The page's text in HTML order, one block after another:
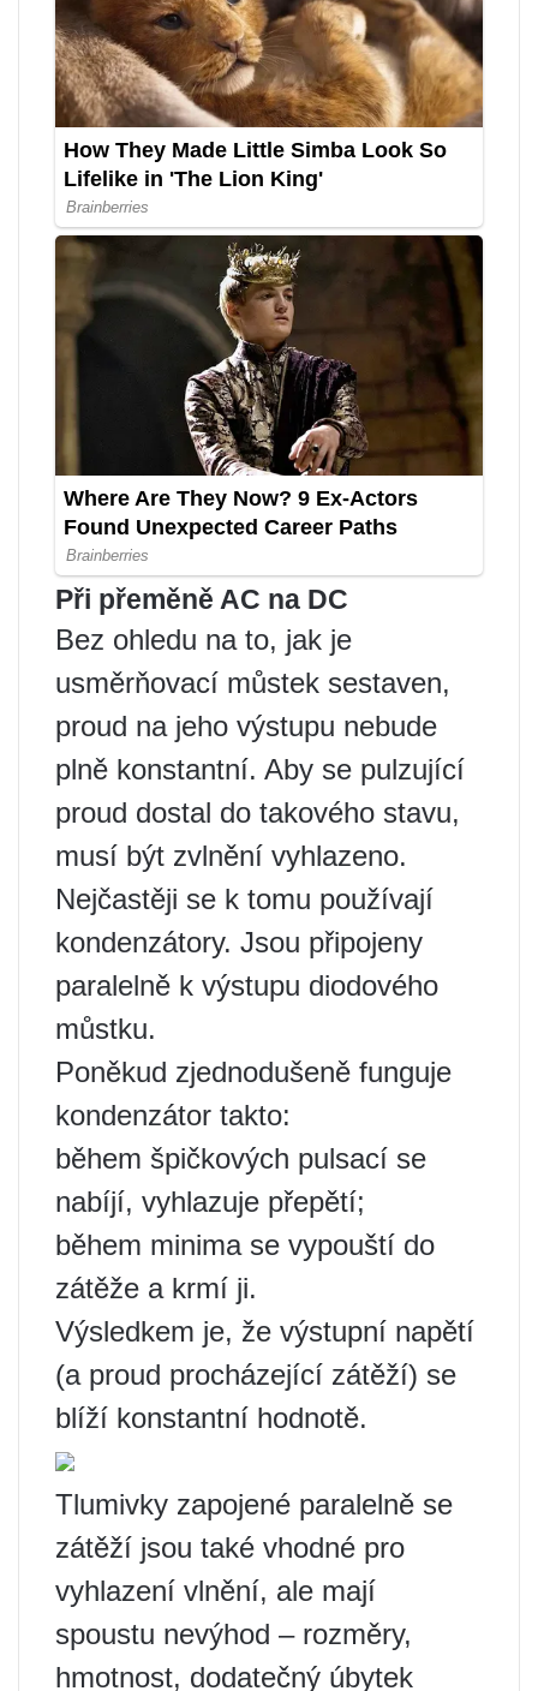
Při přeměně AC na DC
Bez ohledu na to, jak je
usměrňovací můstek sestaven,
proud na jeho výstupu nebude
plně konstantní. Aby se pulzující
proud dostal do takového stavu,
musí být zvlnění vyhlazeno.
Nejčastěji se k tomu používají
kondenzátory. Jsou připojeny
paralelně k výstupu diodového
můstku.
Poněkud zjednodušeně funguje
kondenzátor takto:
během špičkových pulsací se
nabíjí, vyhlazuje přepětí;
během minima se vypouští do
zátěže a krmí ji.
Výsledkem je, že výstupní napětí
(a proud procházející zátěží) se
blíží konstantní hodnotě.
Tlumivky zapojené paralelně se
zátěží jsou také vhodné pro
vyhlazení vlnění, ale mají
spoustu nevýhod – rozměry,
hmotnost, dodatečný úbytek